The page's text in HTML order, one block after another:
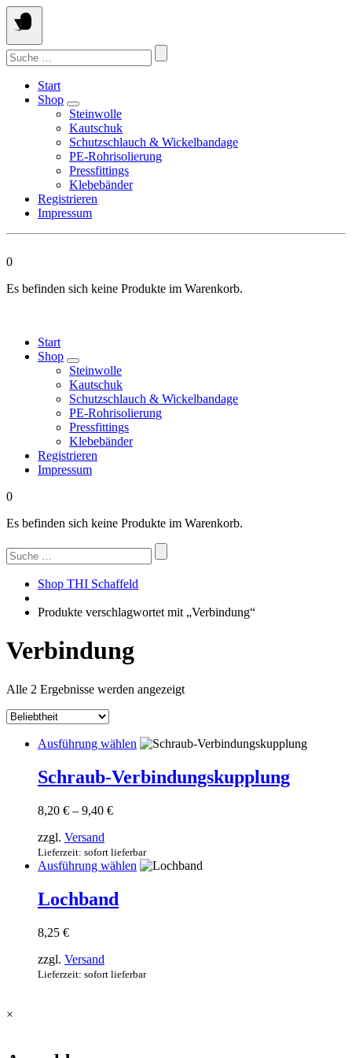
Springen
Sie
zum
Inhalt
Suchen
nach:
Start
Shop
Steinwolle
Kautschuk
Schutzschlauch & Wickelbandage
PE-Rohrisolierung
Pressfittings
Klebebänder
Registrieren
Impressum
0
Es befinden sich keine Produkte im Warenkorb.
Start
Shop
Steinwolle
Kautschuk
Schutzschlauch & Wickelbandage
PE-Rohrisolierung
Pressfittings
Klebebänder
Registrieren
Impressum
0
Es befinden sich keine Produkte im Warenkorb.
Suchen
nach:
Shop THI Schaffeld
Produkte verschlagwortet mit „Verbindung“
Verbindung
Alle 2 Ergebnisse werden angezeigtNach
Ausführung wählen Dieses
weist
mehrere
können
auf
Schraub-Verbindungskupplung
8,20 € – 9,40 €Preisspanne:
9,40 €
zzgl. Versand
Lieferzeit: sofort lieferbar
Ausführung wählen Dieses
können
Lochband
8,25 €
zzgl. Versand
Lieferzeit: sofort lieferbar
×